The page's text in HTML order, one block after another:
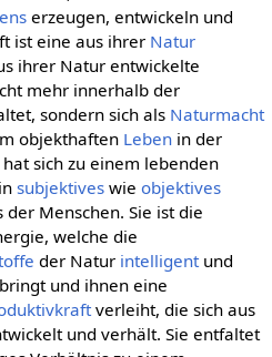
erzeugen, entwickeln und
ist eine aus ihrer Natur
ihrer Natur entwickelte
mehr innerhalb der
sondern sich als Naturmacht
objekthaften Lebenin der
sich zu einem lebenden
subjektiveswie objektives
Menschen. Sie ist die
welche die
der Natur intelligentund
und ihnen eine
verleiht, die sich aus
und verhält. Sie entfaltet